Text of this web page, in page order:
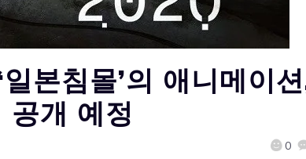
본침몰’의 애니메이
개 예정
0